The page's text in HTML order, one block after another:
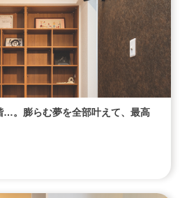
…。膨らむ夢を全部叶えて、最高